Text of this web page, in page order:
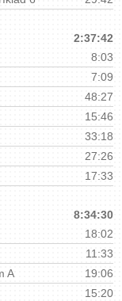
2:37:42
8:03
7:09
48:27
15:46
33:18
27:26
17:33
8:34:30
18:02
11:33
A
19:06
15:20